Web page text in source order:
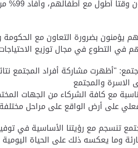
الأزمة
"أظهرت مشاركة أفراد المجتمع
الاسرة والمجتمع
مع كافة الشركاء من الجهات
على أرض الواقع على مراحل
تنسجم مع رؤيتنا الأساسية في
وما يعكسه ذلك على الحياة